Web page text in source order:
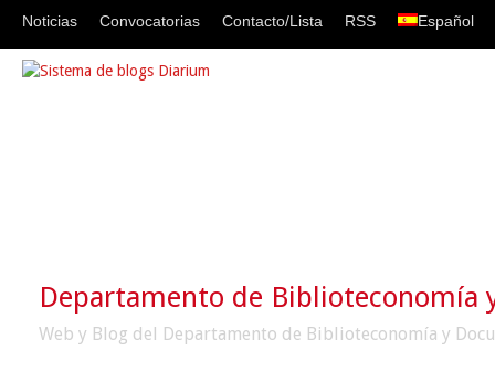
Noticias Convocatorias Contacto/Lista RSS Español
Departamento de Biblioteconomía
Web y Blog del Departamento de Biblioteconomía y